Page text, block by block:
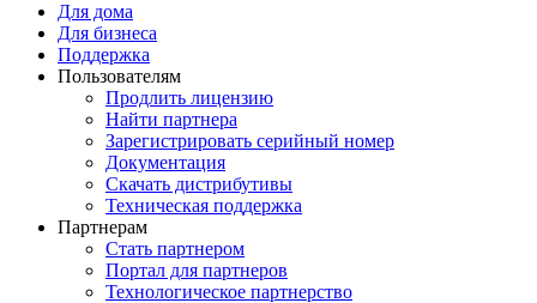
Для дома
Для бизнеса
Поддержка
Пользователям
Продлить лицензию
Найти партнера
Зарегистрировать серийный номер
Документация
Скачать дистрибутивы
Техническая поддержка
Партнерам
Стать партнером
Портал для партнеров
Технологическое партнерство